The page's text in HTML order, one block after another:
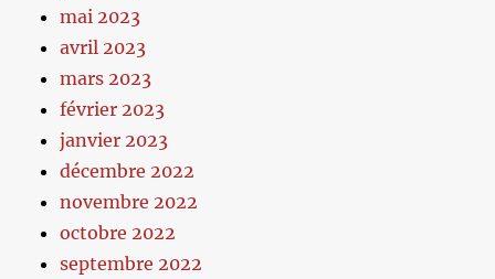
mai 2023
avril 2023
mars 2023
février 2023
janvier 2023
décembre 2022
novembre 2022
octobre 2022
septembre 2022